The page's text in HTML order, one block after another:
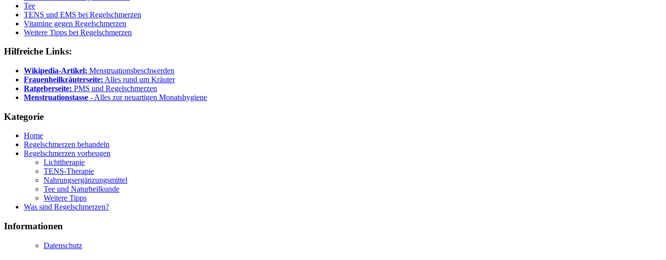
Tee
TENS und EMS bei Regelschmerzen
Vitamine gegen Regelschmerzen
Weitere Tipps bei Regelschmerzen
Hilfreiche Links:
Wikipedia-Artikel: Menstruationsbeschwerden
Frauenheilkräuterseite: Alles rund um Kräuter
Ratgeberseite: PMS und Regelschmerzen
Menstruationstasse - Alles zur neuartigen Monatshygiene
Kategorie
Home
Regelschmerzen behandeln
Regelschmerzen vorbeugen
Lichttherapie
TENS-Therapie
Nahrungsergänzungsmittel
Tee und Naturheilkunde
Weitere Tipps
Was sind Regelschmerzen?
Informationen
Datenschutz